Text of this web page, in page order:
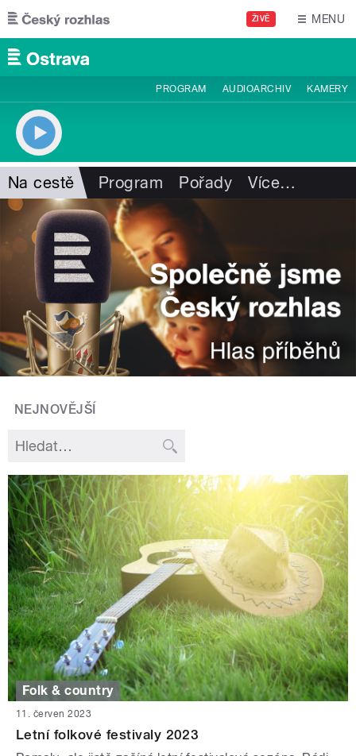
Přejít k hlavnímu obsahu
ŽIVĚ MENU
PROGRAM AUDIOARCHIV KAMERY
Na cestě Program Pořady Více…
NEJNOVĚJŠÍ
Folk & country
11. červen 2023
Letní folkové festivaly 2023